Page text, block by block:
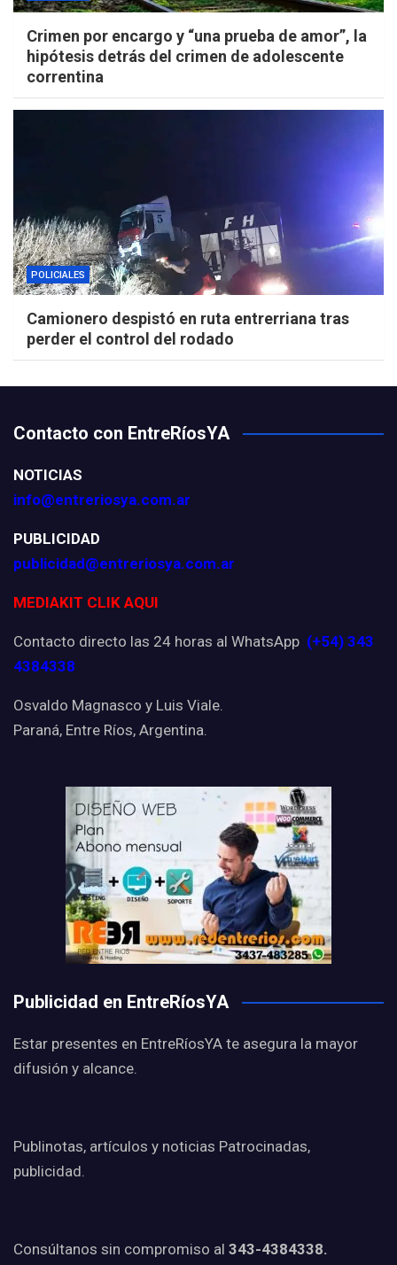
Crimen por encargo y “una prueba de amor”, la
hipótesis detrás del crimen de adolescente
correntina
POLICIALES
Camionero despistó en ruta entrerriana tras
perder el control del rodado
Contacto con EntreRíosYA
NOTICIAS
info@entreriosya.com.ar
PUBLICIDAD
publicidad@entreriosya.com.ar
MEDIAKIT CLIK AQUI
Contacto directo las 24 horas al WhatsApp (+54) 343
4384338
Osvaldo Magnasco y Luis Viale.
Paraná, Entre Ríos, Argentina.
Publicidad en EntreRíosYA
Estar presentes en EntreRíosYA te asegura la mayor
difusión y alcance.
Publinotas, artículos y noticias Patrocinadas,
publicidad.
Consúltanos sin compromiso al 343-4384338.